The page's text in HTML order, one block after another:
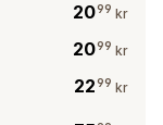
2099 kr
2099 kr
2299 kr